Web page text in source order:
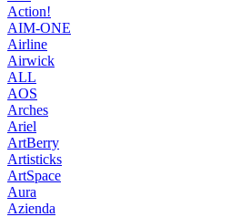
Action!
AIM-ONE
Airline
Airwick
ALL
AOS
Arches
Ariel
ArtBerry
Artisticks
ArtSpace
Aura
Azienda